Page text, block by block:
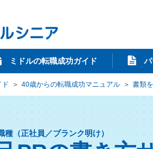
ミドルの転職成功ガイド パ
40歳からの転職成功マニュアル 書類
種（正社員／ブランク明け）